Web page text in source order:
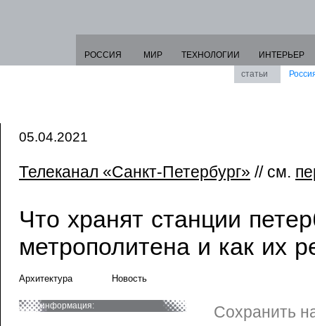
РОССИЯ МИР ТЕХНОЛОГИИ
ИНТЕРЬЕР
статьи
05.04.2021
Телеканал «Санкт-Петербург» // см.
Что хранят станции
метрополитена и как их
Архитектура Новость
информация:
Сохранить